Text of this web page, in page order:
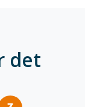
det